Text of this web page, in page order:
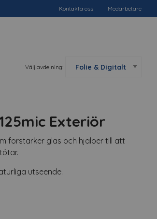
Kontakta oss Medarbetare
Välj avdelning:
Exteriör
förstärker glas och hjälper till att
utseende.